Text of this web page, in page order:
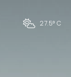
27.5° C